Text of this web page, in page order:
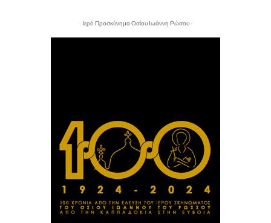
- Ιερό Προσκύνημα Οσίου Ιωάννη Ρώσου -